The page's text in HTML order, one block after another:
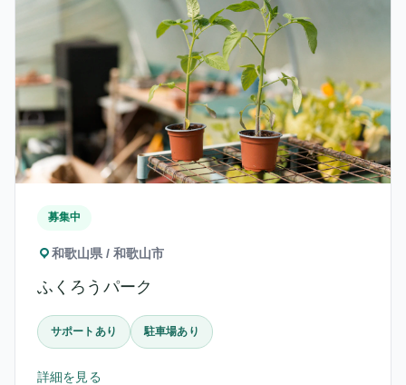
募集中
和歌山県 / 和歌山市
ふくろうパーク
サポートあり 駐車場あり
詳細を見る